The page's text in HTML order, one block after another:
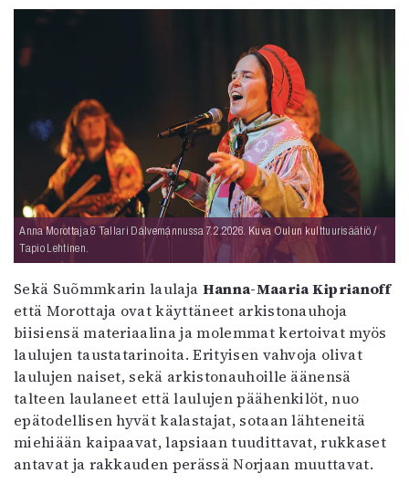
Anna Morottaja & Tallari Dálvemánnussa 7.2.2026. Kuva Oulun kulttuurisäätiö /
Tapio Lehtinen.
Sekä Suõmmkarin laulaja Hanna-Maaria Kiprianoff
että Morottaja ovat käyttäneet arkistonauhoja
biisiensä materiaalina ja molemmat kertoivat myös
laulujen taustatarinoita. Erityisen vahvoja olivat
laulujen naiset, sekä arkistonauhoille äänensä
talteen laulaneet että laulujen päähenkilöt, nuo
epätodellisen hyvät kalastajat, sotaan lähteneitä
miehiään kaipaavat, lapsiaan tuudittavat, rukkaset
antavat ja rakkauden perässä Norjaan muuttavat.